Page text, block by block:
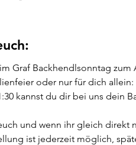
Graf Backhendlsonntag zum
oder nur für dich allein:
kannst du dir bei uns dein
und wenn ihr gleich direkt
ist jederzeit möglich,